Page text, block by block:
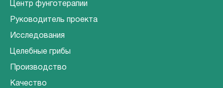
Центр фунготерапии
Руководитель проекта
Исследования
Целебные грибы
Производство
Качество